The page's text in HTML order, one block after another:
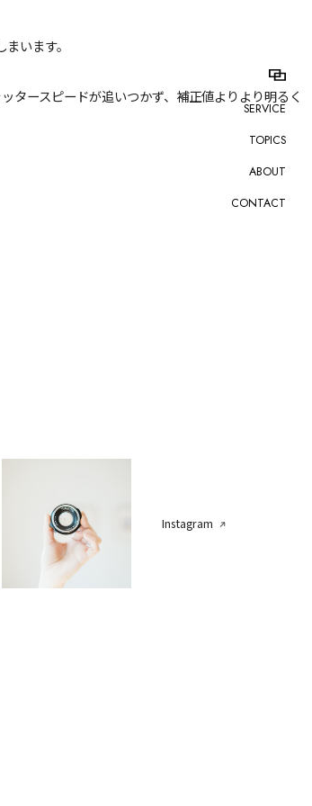
SERVICE
TOPICS
ABOUT
CONTACT
います。
ースピードが追いつかず、補正値よりより明るく
Instagram